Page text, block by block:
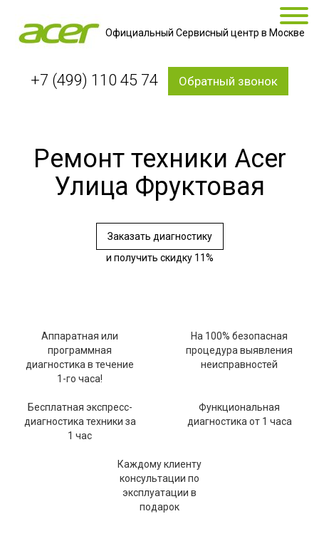
Официальный Сервисный центр в Москве
+7 (499) 110 45 74 Обратный звонок
Ремонт техники Acer
Улица Фруктовая
Заказать диагностику
и получить скидку 11%
Аппаратная или
программная
диагностика в течение
1-го часа!
На 100% безопасная
процедура выявления
неисправностей
Бесплатная экспресс-
диагностика техники за
1 час
Функциональная
диагностика от 1 часа
Каждому клиенту
консультации по
эксплуатации в
подарок